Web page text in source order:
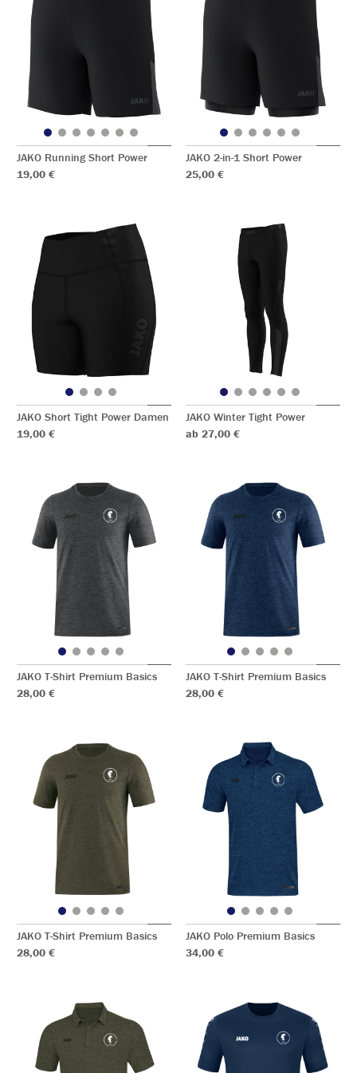
JAKO Running Short Power
19,00 €
JAKO 2-in-1 Short Power
25,00 €
JAKO Short Tight Power Damen
19,00 €
JAKO Winter Tight Power
ab 27,00 €
JAKO T-Shirt Premium Basics
28,00 €
JAKO T-Shirt Premium Basics
28,00 €
JAKO T-Shirt Premium Basics
28,00 €
JAKO Polo Premium Basics
34,00 €